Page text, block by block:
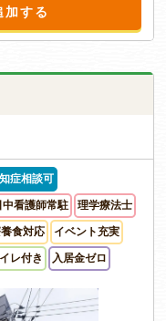
加する
症相談可
中看護師常駐 理学療法士
食対応 イベント充実
レ付き 入居金ゼロ